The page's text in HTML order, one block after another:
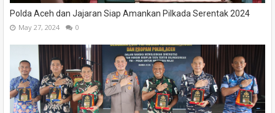
Polda Aceh dan Jajaran Siap Amankan Pilkada Serentak 2024
May 27, 2024 0